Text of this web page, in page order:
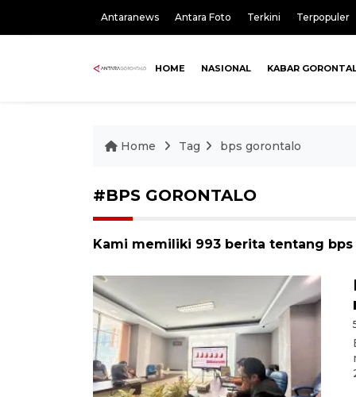
Antaranews Antara Foto Terkini Terpopuler
HOME NASIONAL KABAR
Home Tag bps gorontalo
#BPS GORONTALO
Kami memiliki 993 berita tentang